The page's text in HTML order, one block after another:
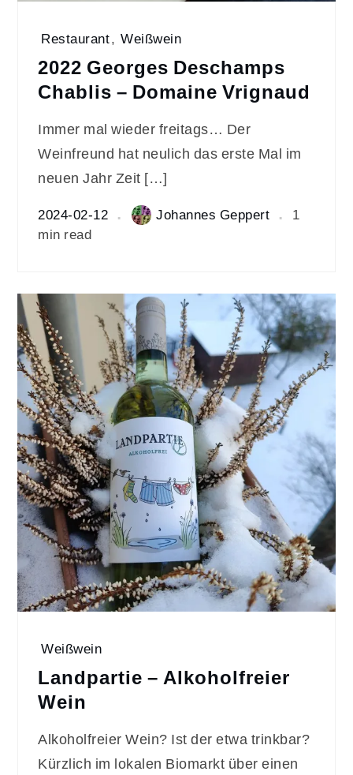
Restaurant, Weißwein
2022 Georges Deschamps
Chablis – Domaine Vrignaud
Immer mal wieder freitags… Der
Weinfreund hat neulich das erste Mal im
neuen Jahr Zeit […]
2024-02-12 Johannes Geppert
1
min read
Weißwein
Landpartie – Alkoholfreier
Wein
Alkoholfreier Wein? Ist der etwa trinkbar?
Kürzlich im lokalen Biomarkt über einen